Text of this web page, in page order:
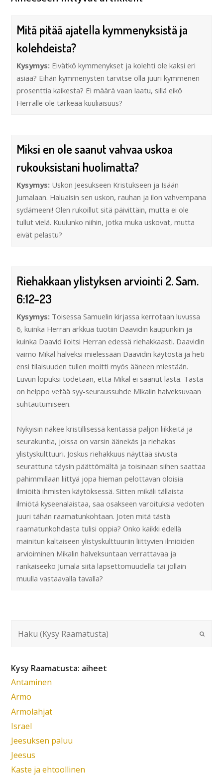
Mitä pitää ajatella kymmenyksistä ja
kolehdeista?
Kysymys: Eivätkö kymmenykset ja kolehti ole kaksi eri
asiaa? Eihän kymmenysten tarvitse olla juuri kymmenen
prosenttia kaikesta? Ei määrä vaan laatu, sillä eikö
Herralle ole tärkeää kuuliaisuus?
Miksi en ole saanut vahvaa uskoa
rukouksistani huolimatta?
Kysymys: Uskon Jeesukseen Kristukseen ja Isään
Jumalaan. Haluaisin sen uskon, rauhan ja ilon vahvempana
sydämeeni! Olen rukoillut sitä päivittäin, mutta ei ole
tullut vielä. Kuulunko niihin, jotka muka uskovat, mutta
eivät pelastu?
Riehakkaan ylistyksen arviointi 2. Sam.
6:12–23
Kysymys: Toisessa Samuelin kirjassa kerrotaan luvussa
6, kuinka Herran arkkua tuotiin Daavidin kaupunkiin ja
kuinka Daavid iloitsi Herran edessä riehakkaasti. Daavidin
vaimo Mikal halveksi mielessään Daavidin käytöstä ja heti
ensi tilaisuuden tullen moitti myös ääneen miestään.
Luvun lopuksi todetaan, että Mikal ei saanut lasta. Tästä
on helppo vetää syy-seuraussuhde Mikalin halveksuvaan
suhtautumiseen.
Nykyisin näkee kristillisessä kentässä paljon liikkeitä ja
seurakuntia, joissa on varsin äänekäs ja riehakas
ylistyskulttuuri. Joskus riehakkuus näyttää sivusta
seurattuna täysin päättömältä ja toisinaan siihen saattaa
pahimmillaan liittyä jopa hieman pelottavan oloisia
ilmiöitä ihmisten käytöksessä. Sitten mikäli tällaista
ilmiötä kyseenalaistaa, saa osakseen varoituksia vedoten
juuri tähän raamatunkohtaan. Joten mitä tästä
raamatunkohdasta tulisi oppia? Onko kaikki edellä
mainitun kaltaiseen ylistyskulttuuriin liittyvien ilmiöiden
arvioiminen Mikalin halveksuntaan verrattavaa ja
rankaiseeko Jumala siitä lapsettomuudella tai jollain
muulla vastaavalla tavalla?
Kysy Raamatusta: aiheet
Antaminen
Armo
Armolahjat
Israel
Jeesuksen paluu
Jeesus
Kaste ja ehtoollinen